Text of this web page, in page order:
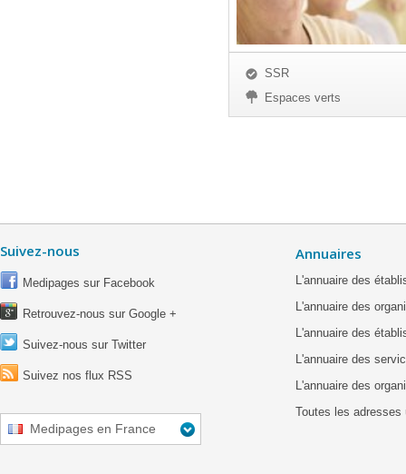
SSR
Espaces verts
Suivez-nous
Medipages sur Facebook
Retrouvez-nous sur Google +
Suivez-nous sur Twitter
Suivez nos flux RSS
Medipages en France
Annuaires
L'annuaire des
L'annuaire des
L'annuaire des
L'annuaire des
L'annuaire des
Toutes les adresses